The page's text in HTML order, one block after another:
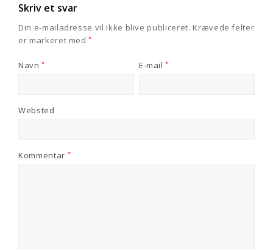
Skriv et svar
Din e-mailadresse vil ikke blive publiceret. Krævede felter
er markeret med*
Navn* E-mail*
Websted
Kommentar *